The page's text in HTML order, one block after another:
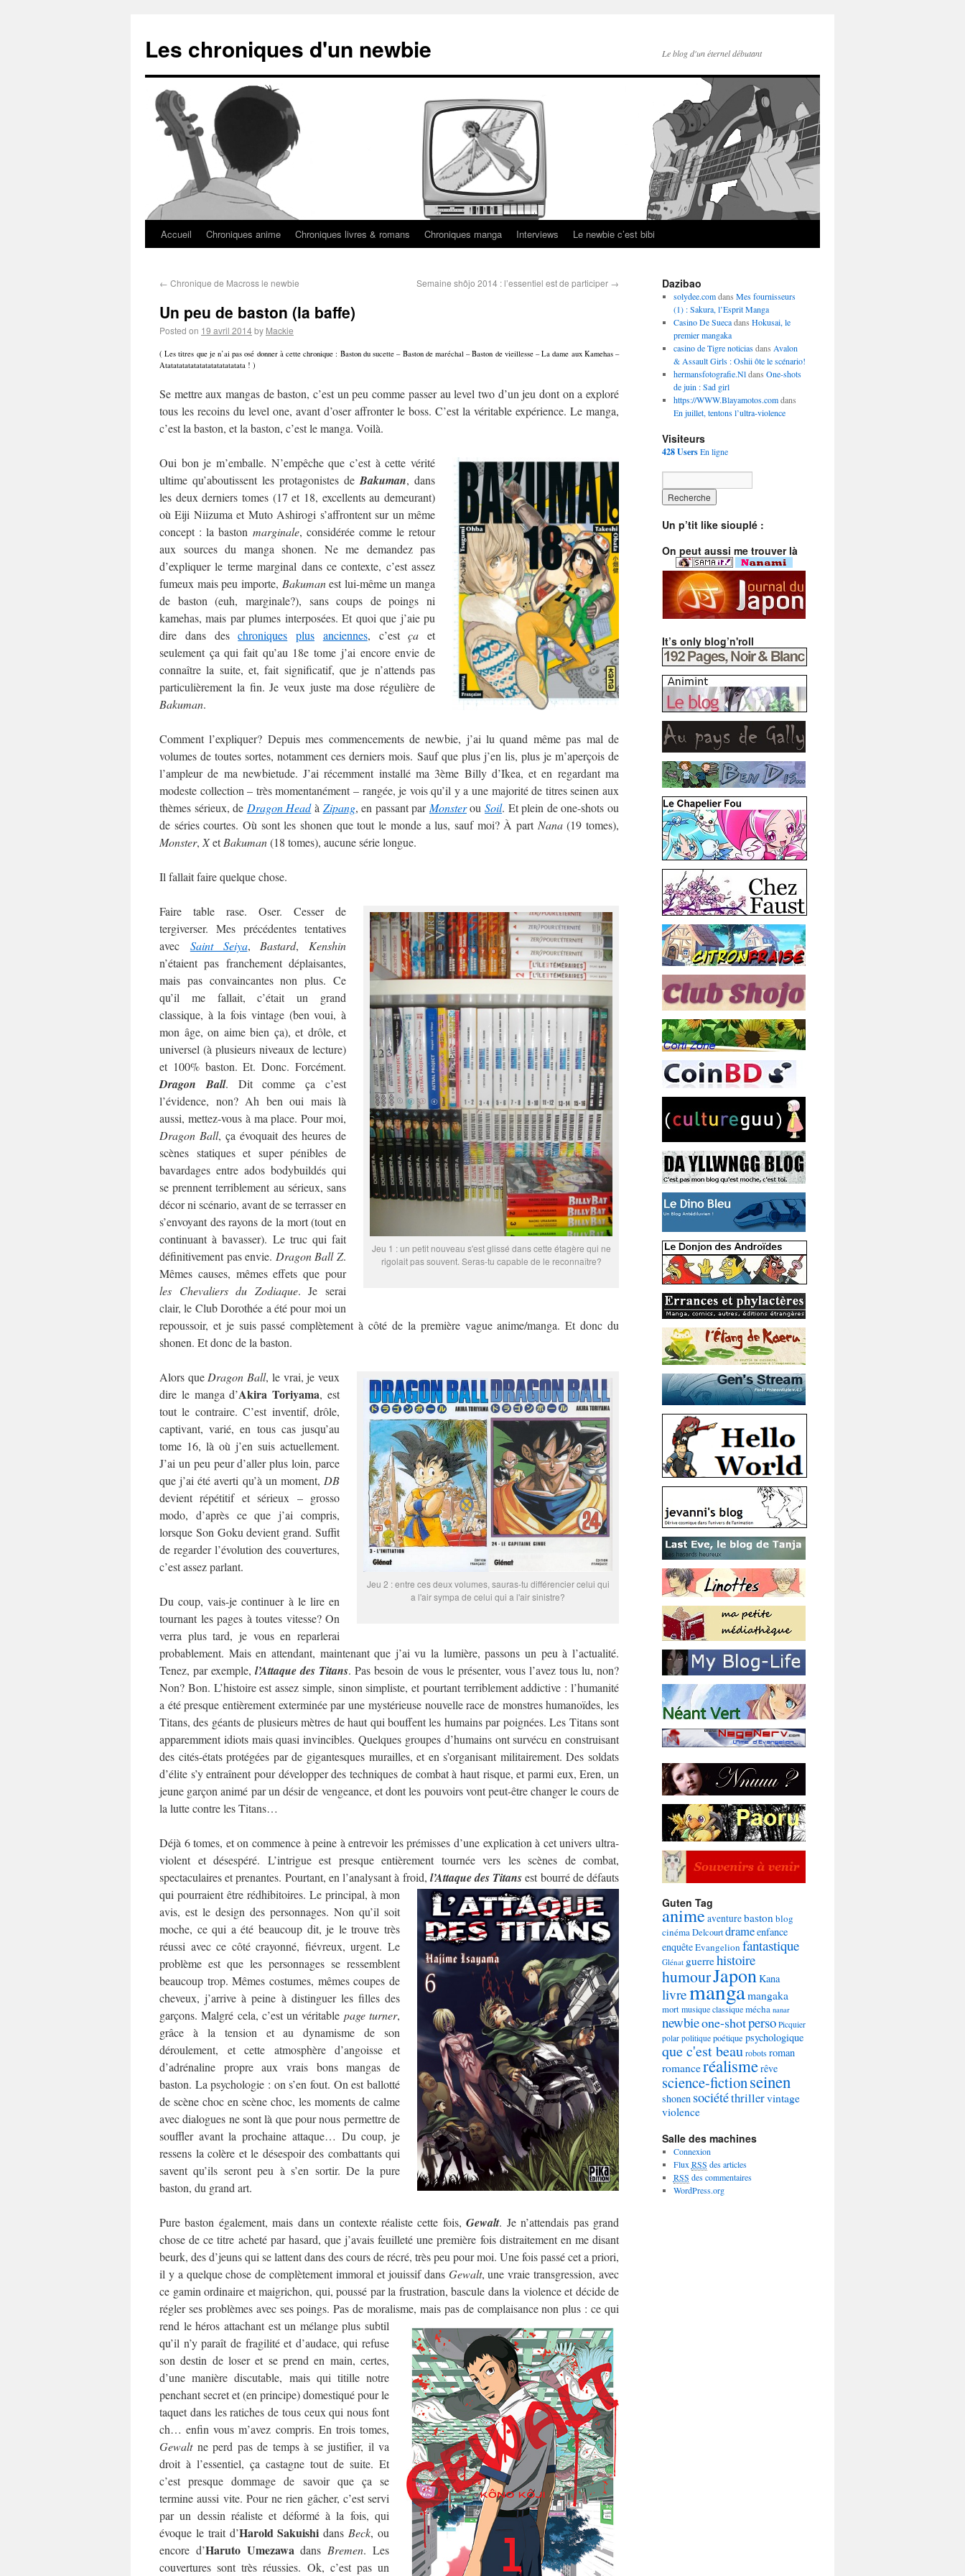
Les chroniques d'un newbie Le blog d'un éternel débutant
Accueil Chroniques anime Chroniques livres & romans Chroniques manga Interviews Le newbie c’est bibi
← Chronique de Macross le newbie Semaine shôjo 2014 : l’essentiel est de participer →
Un peu de baston (la baffe)
Posted on 19 avril 2014by Mackie
( Les titres que je n’ai pas osé donner à cette chronique : Baston du sucette – Baston de maréchal – Baston de vieillesse – La dame aux Kamehas –
Atatatatatatatatatatatatatata ! )
Se mettre aux mangas de baston, c’est un peu comme passer au level two d’un jeu dont on a exploré
tous les recoins du level one, avant d’oser affronter le boss. C’est la véritable expérience. Le manga,
c’est la baston, et la baston, c’est le manga. Voilà.
Oui bon je m’emballe. N’empêche que c’est à cette vérité
ultime qu’aboutissent les protagonistes de Bakuman, dans
les deux derniers tomes (17 et 18, excellents au demeurant)
où Eiji Niizuma et Muto Ashirogi s’affrontent sur un même
concept : la baston marginale, considérée comme le retour
aux sources du manga shonen. Ne me demandez pas
d’expliquer le terme marginal dans ce contexte, c’est assez
fumeux mais peu importe, Bakumanest lui-même un manga
de baston (euh, marginale?), sans coups de poings ni
kamehas, mais par plumes interposées. Et quoi que j’aie pu
dire dans deschroniques plus anciennes, c’estça et
seulement ça qui fait qu’au 18e tome j’ai encore envie de
connaître la suite, et, fait significatif, que je n’attends pas
particulièrement la fin. Je veux juste ma dose régulière de
Bakuman.
Comment l’expliquer? Depuis mes commencements de newbie, j’ai lu quand même pas mal de
volumes de toutes sortes, notamment ces derniers mois. Sauf que plus j’en lis, plus je m’aperçois de
l’ampleur de ma newbietude. J’ai récemment installé ma 3ème Billy d’Ikea, et en regardant ma
modeste collection – très momentanément – rangée, je vois qu’il y a une majorité de titres seinen aux
thèmes sérieux, de Dragon Headà Zipang, en passant par MonsterouSoil. Et plein de one-shots ou
de séries courtes. Où sont les shonen que tout le monde a lus, sauf moi? À part Nana(19 tomes),
Monster, XetBakuman(18 tomes), aucune série longue.
Il fallait faire quelque chose.
Jeu 1 : un petit nouveau s'est glissé dans cette étagère qui ne
rigolait pas souvent. Seras-tu capable de le reconnaître?
Faire table rase. Oser. Cesser de
tergiverser. Mes précédentes tentatives
avec Saint Seiya, Bastard, Kenshin
n’étaient pas franchement déplaisantes,
mais pas convaincantes non plus. Ce
qu’il me fallait, c’était un grand
classique, à la fois vintage (ben voui, à
mon âge, on aime bien ça), et drôle, et
universel (à plusieurs niveaux de lecture)
et 100% baston. Et. Donc. Forcément.
Dragon Ball. Dit comme ça c’est
l’évidence, non? Ah ben oui mais là
aussi, mettez-vous à ma place. Pour moi,
Dragon Ball, ça évoquait des heures de
scènes statiques et super pénibles de
bavardages entre ados bodybuildés qui
se prennent terriblement au sérieux, sans
décor ni scénario, avant de se terrasser en
s’envoyant des rayons de la mort (tout en
continuant à bavasser). Le truc qui fait
définitivement pas envie. Dragon Ball Z.
Mêmes causes, mêmes effets que pour
les Chevaliers du Zodiaque. Je serai
clair, le Club Dorothée a été pour moi un
repoussoir, et je suis passé complètement à côté de la première vague anime/manga. Et donc du
shonen. Et donc de la baston.
Jeu 2 : entre ces deux volumes, sauras-tu différencier celui qui
a l'air sympa de celui qui a l'air sinistre?
Alors que Dragon Ball, le vrai, je veux
dire le manga d’Akira Toriyama, est
tout le contraire. C’est inventif, drôle,
captivant, varié, en tous cas jusqu’au
tome 16, là où j’en suis actuellement.
J’ai un peu peur d’aller plus loin, parce
que j’ai été averti qu’à un moment, DB
devient répétitif et sérieux – grosso
modo, d’après ce que j’ai compris,
lorsque Son Goku devient grand. Suffit
de regarder l’évolution des couvertures,
c’est assez parlant.
Du coup, vais-je continuer à le lire en
tournant les pages à toutes vitesse? On
verra plus tard, je vous en reparlerai
probablement. Mais en attendant, maintenant que j’ai vu la lumière, passons un peu à l’actualité.
Tenez, par exemple,l’Attaque des Titans. Pas besoin de vous le présenter, vous l’avez tous lu, non?
Non? Bon. L’histoire est assez simple, sinon simpliste, et pourtant terriblement addictive : l’humanité
a été presque entièrement exterminée par une mystérieuse nouvelle race de monstres humanoïdes, les
Titans, des géants de plusieurs mètres de haut qui bouffent les humains par poignées. Les Titans sont
apparemment idiots mais quasi invincibles. Quelques groupes d’humains ont survécu en construisant
des cités-états protégées par de gigantesques murailles, et en s’organisant militairement. Des soldats
d’élite s’y entraînent pour développer des techniques de combat à haut risque, et parmi eux, Eren, un
jeune garçon animé par un désir de vengeance, et dont les pouvoirs vont peut-être changer le cours de
la lutte contre les Titans…
Déjà 6 tomes, et on commence à peine à entrevoir les prémisses d’une explication à cet univers ultra-
violent et désespéré. L’intrigue est presque entièrement tournée vers les scènes de combat,
spectaculaires et prenantes. Pourtant, en l’analysant à froid, l’Attaque des Titansest bourré de défauts
qui pourraient être rédhibitoires. Le principal, à mon
avis, est le design des personnages. Non qu’il soit
moche, ce qui a été beaucoup dit, je le trouve très
réussi avec ce côté crayonné, fiévreux, urgent. Le
problème est que les personnages se ressemblent
beaucoup trop. Mêmes costumes, mêmes coupes de
cheveux, j’arrive à peine à distinguer les filles des
garçons. Malgré cela, c’est un véritable page turner,
grâce à la tension et au dynamisme de son
déroulement, et cette atmosphère d’angoisse et
d’adrénaline propre aux vrais bons mangas de
baston. La psychologie : on s’en fout. On est ballotté
de scène choc en scène choc, les moments de calme
avec dialogues ne sont là que pour nous permettre de
souffler avant la prochaine attaque… Du coup, je
ressens la colère et le désespoir des combattants qui
savent qu’ils seront peu à s’en sortir. De la pure
baston, du grand art.
Pure baston également, mais dans un contexte réaliste cette fois,Gewalt. Je n’attendais pas grand
chose de ce titre acheté par hasard, que j’avais feuilleté une première fois distraitement en me disant
beurk, des d’jeuns qui se lattent dans des cours de récré, très peu pour moi. Une fois passé cet a priori,
il y a quelque chose de complètement immoral et jouissif dans Gewalt, une vraie transgression, avec
ce gamin ordinaire et maigrichon, qui, poussé par la frustration, bascule dans la violence et décide de
régler ses problèmes avec ses poings. Pas de moralisme, mais pas de complaisance non plus :ce qui
rend le héros attachant est un mélange plus subtil
qu’il n’y paraît de fragilité et d’audace, qui refuse
son destin de loser et se prend en main, certes,
d’une manière discutable, mais qui titille notre
penchant secret et (en principe) domestiqué pour le
taquet dans les ratiches de tous ceux qui nous font
ch… enfin vous m’avez compris. En trois tomes,
Gewaltne perd pas de temps à se justifier, il va
droit à l’essentiel, ça castagne tout de suite. Et
c’est presque dommage de savoir que ça se
termine aussi vite. Pour ne rien gâcher, c’est servi
par un dessin réaliste et déformé à la fois, qui
évoque le trait d’Harold Sakuishi dans Beck, ou
encore d’Haruto Umezawa dans Bremen. Les
couvertures sont très réussies. Ok, c’est pas un
Dazibao
solydee.comdans Mes fournisseurs
(1) : Sakura, l’Esprit Manga
Casino De Suecadans Hokusai, le
premier mangaka
casino de Tigre noticiasdans Avalon
& Assault Girls : Oshii ôte le scénario!
hermansfotografie.Nldans One-shots
de juin : Sad girl
https://WWW.Blayamotos.comdans
En juillet, tentons l’ultra-violence
Visiteurs
428 UsersEn ligne
Un p’tit like siouplé :
On peut aussi me trouver là
It’s only blog’n'roll
Guten Tag
animeaventurebaston blog
cinémaDelcourtdrameenfance
enquêteEvangelion fantastique
Glénat guerrehistoire
humourJapon Kana
livremangamangaka
mortmusique classiquemécha nanar
newbieone-shotperso Picquier
polar politique poétique psychologique
que c'est beaurobotsroman
romanceréalismerêve
science-fictionseinen
shonen sociététhrillervintage
violence
Salle des machines
Connexion
Flux RSS des articles
RSS des commentaires
WordPress.org